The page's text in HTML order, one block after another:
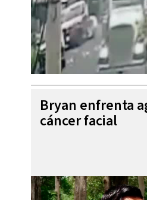
Bryan enfrenta
cáncer facial